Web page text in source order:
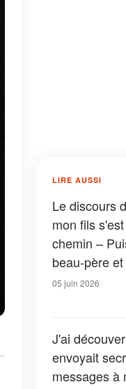
LIRE AUSSI
Le discours
mon fils
chemin –
beau-père
Maintenant,
05 juin 2026
J'ai
envoyait
messages à